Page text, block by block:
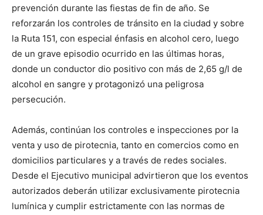
prevención durante las fiestas de fin de año. Se
reforzarán los controles de tránsito en la ciudad y sobre
la Ruta 151, con especial énfasis en alcohol cero, luego
de un grave episodio ocurrido en las últimas horas,
donde un conductor dio positivo con más de 2,65 g/l de
alcohol en sangre y protagonizó una peligrosa
persecución.
Además, continúan los controles e inspecciones por la
venta y uso de pirotecnia, tanto en comercios como en
domicilios particulares y a través de redes sociales.
Desde el Ejecutivo municipal advirtieron que los eventos
autorizados deberán utilizar exclusivamente pirotecnia
lumínica y cumplir estrictamente con las normas de